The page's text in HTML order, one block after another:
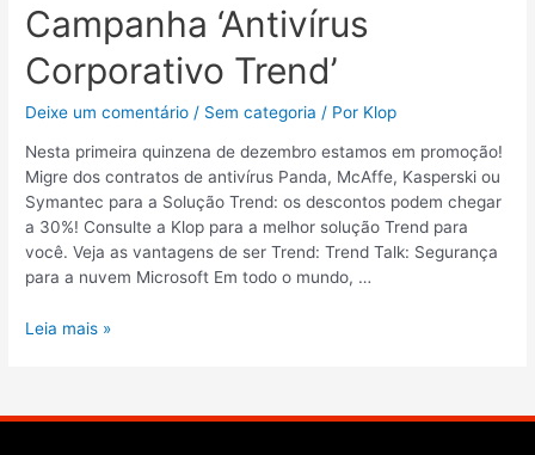
Campanha ‘Antivírus
Corporativo Trend’
Deixe um comentário / Sem categoria / Por Klop
Nesta primeira quinzena de dezembro estamos em promoção!
Migre dos contratos de antivírus Panda, McAffe, Kasperski ou
Symantec para a Solução Trend: os descontos podem chegar
a 30%! Consulte a Klop para a melhor solução Trend para
você. Veja as vantagens de ser Trend: Trend Talk: Segurança
para a nuvem Microsoft Em todo o mundo, …
Leia mais »